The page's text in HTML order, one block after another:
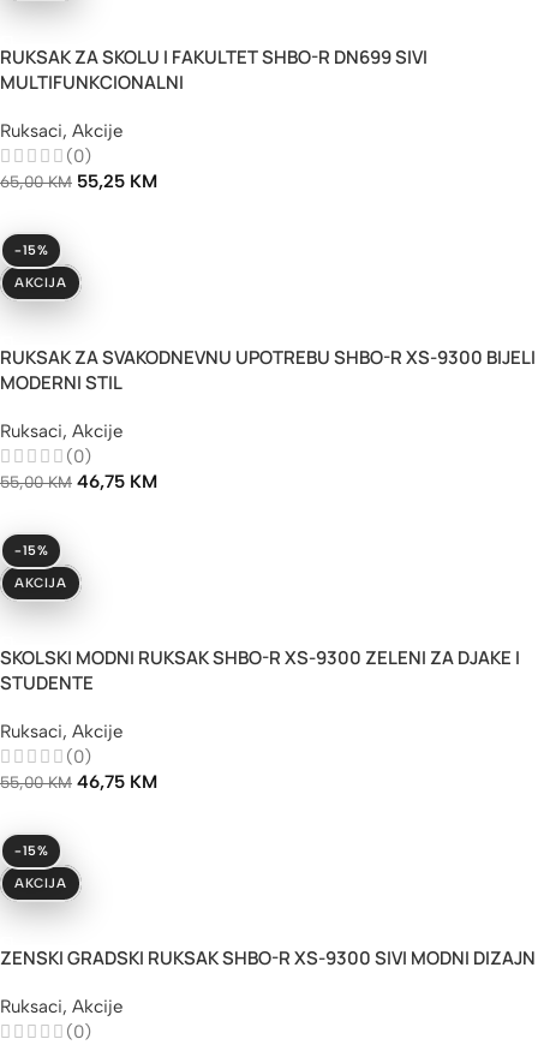
RUKSAK ZA SKOLU I FAKULTET SHBO-R DN699 SIVI
MULTIFUNKCIONALNI
Ruksaci, Akcije
(0)
65,00KM 55,25 KM
-15%
AKCIJA
RUKSAK ZA SVAKODNEVNU UPOTREBU SHBO-R XS-9300 BIJELI
MODERNI STIL
Ruksaci, Akcije
(0)
55,00KM 46,75 KM
-15%
AKCIJA
SKOLSKI MODNI RUKSAK SHBO-R XS-9300 ZELENI ZA DJAKE I
STUDENTE
Ruksaci, Akcije
(0)
55,00KM 46,75 KM
-15%
AKCIJA
ZENSKI GRADSKI RUKSAK SHBO-R XS-9300 SIVI MODNI DIZAJN
Ruksaci, Akcije
(0)